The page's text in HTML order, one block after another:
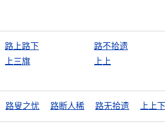
路上路下
路不拾遗
上三旗 上上
路叟之忧 路断人稀 路无拾遗 上上